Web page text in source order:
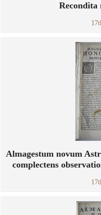
Almagestum novum
complectens